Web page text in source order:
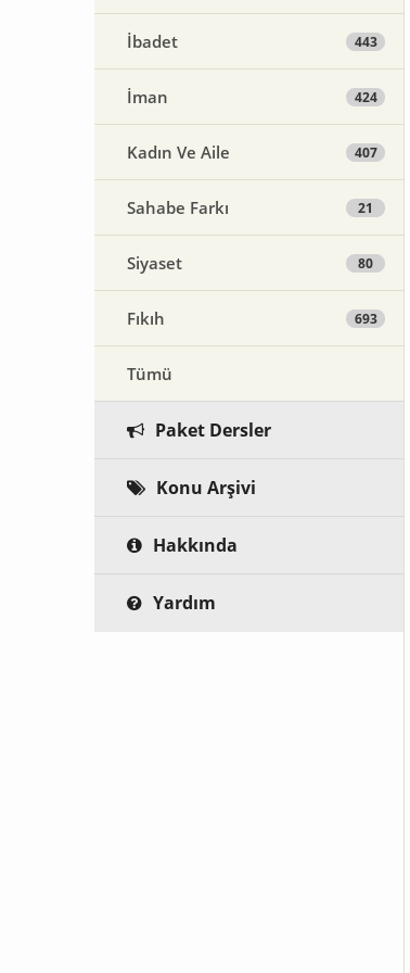
İbadet 443
İman 424
Kadın Ve Aile 407
Sahabe Farkı 21
Siyaset 80
Fıkıh 693
Tümü
Paket Dersler
Konu Arşivi
Hakkında
Yardım